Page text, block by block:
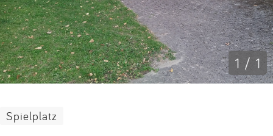
Impressum
Anmelden 1 / 1
Spielplatz